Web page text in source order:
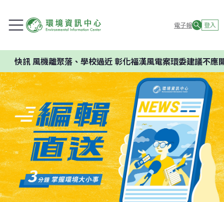
電子報 登入
快訊風機離聚落、學校過近 彰化福漢風電案環委建議不應開